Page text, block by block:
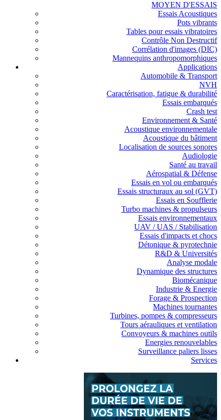
MOYEN D'ESSAIS
Essais Acoustiques
Pots vibrants
Tables pour essais vibratoires
Contrôle Non Destructif
Corrélation d'images (DIC)
Mannequins anthropomorphiques
Applications
Automobile & Transport
NVH
Caractérisation, fatigue & durabilité
Essais embarqués
Crash test
Environnement & Santé
Acoustique environnementale
Acoustique du bâtiment
Localisation de sources sonores
Audiologie
Santé au travail
Aérospatial & Défense
Essais en vol ou embarqués
Essais structuraux au sol (GVT)
Essais en Soufflerie
Turbo machines & propulseurs
Essais environnementaux
UAV / UAS / Stabilisation
Essais d'impacts et chocs
Détonique & pyrotechnie
R&D & Universités
Analyse modale
Dynamique des structures
Biomécanique
Industrie & Energie
Forage & Prospection
Machines tournantes
Turbines, pompes & compresseurs
Tours aérauliques et ventilation
Convoyeurs & machines outils
Energies renouvelables
Surveillance paliers lisses
Services